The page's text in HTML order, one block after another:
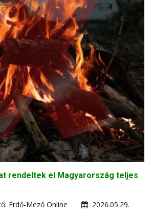
rendeltek el Magyarország teljes
Erdő-Mező Online
2026.05.29.